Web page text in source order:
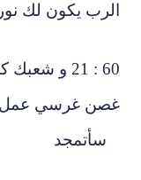
يكون لك نورا
60 : 21 و شعبك
غرسي عمل يدي